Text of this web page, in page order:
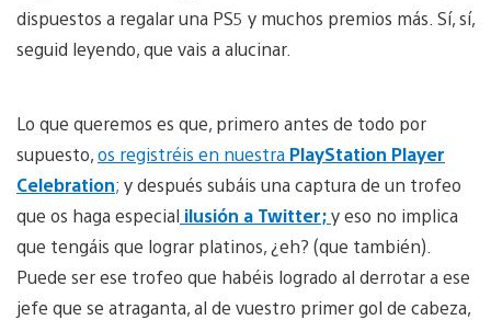
dispuestos a regalar una PS5 y muchos premios más. Sí, sí,
seguid leyendo, que vais a alucinar.
Lo que queremos es que, primero antes de todo por
supuesto,os registréis en nuestra PlayStation Player
Celebration;y después subáis una captura de un trofeo
que os haga especial ilusión a Twitter;y eso no implica
que tengáis que lograr platinos, ¿eh? (que también).
Puede ser ese trofeo que habéis logrado al derrotar a ese
jefe que se atraganta, al de vuestro primer gol de cabeza,